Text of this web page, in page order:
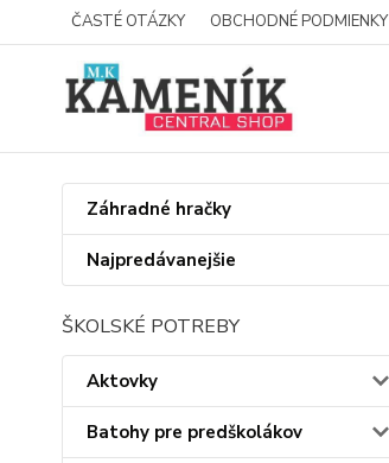
ČASTÉ OTÁZKY OBCHODNÉ PODMIENKY
Záhradné hračky
Najpredávanejšie
ŠKOLSKÉ POTREBY
Aktovky
Batohy pre predškolákov